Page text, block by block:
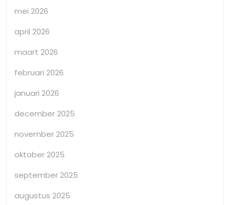
mei 2026
april 2026
maart 2026
februari 2026
januari 2026
december 2025
november 2025
oktober 2025
september 2025
augustus 2025